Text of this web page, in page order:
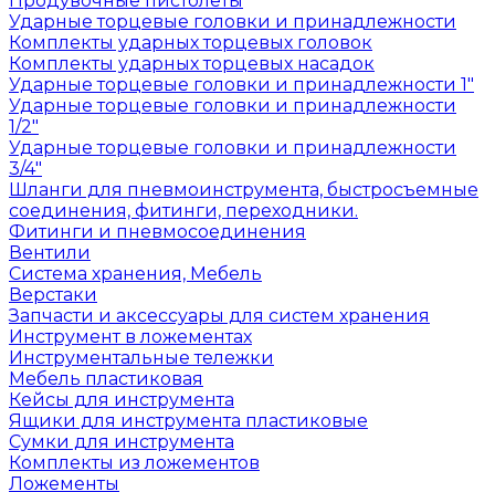
Ударные торцевые головки и принадлежности
Комплекты ударных торцевых головок
Комплекты ударных торцевых насадок
Ударные торцевые головки и принадлежности 1"
Ударные торцевые головки и принадлежности
1/2"
Ударные торцевые головки и принадлежности
3/4"
Шланги для пневмоинструмента, быстросъемные
соединения, фитинги, переходники.
Фитинги и пневмосоединения
Вентили
Система хранения, Мебель
Верстаки
Запчасти и аксессуары для систем хранения
Инструмент в ложементах
Инструментальные тележки
Мебель пластиковая
Кейсы для инструмента
Ящики для инструмента пластиковые
Сумки для инструмента
Комплекты из ложементов
Ложементы